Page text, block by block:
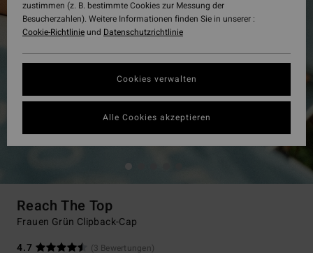
Reach The Top
Frauen Grün Clipback-Cap
4.7
(3 Bewertungen)
zustimmen (z. B. bestimmte Cookies zur Messung der
Besucherzahlen). Weitere Informationen finden Sie in unserer :
Cookie-Richtlinieund Datenschutzrichtlinie
Cookies verwalten
Alle Cookies akzeptieren